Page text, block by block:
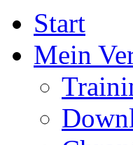
Start
Mein